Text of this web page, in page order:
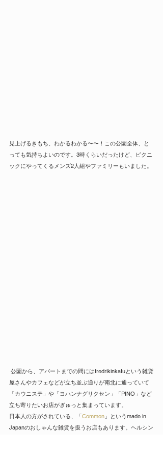
見上げるきもち、わかるわかる〜〜！この公園全体、と
っても気持ちよいのです。3時くらいだったけど、ピクニ
ックにやってくるメンズ2人組やファミリーもいました。
屋さんやカフェなどが立ち並ぶ通りが南北に通っていて
「カウニステ」や「ヨハンナグリクセン」「PINO」など
立ち寄りたいお店がぎゅっと集まっています。
日本人の方がされている、「Common 」というmade in
Japanのおしゃんな雑貨を扱うお店もあります。ヘルシン